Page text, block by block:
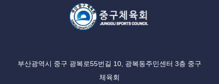
부산광역시 중구 광복로55번길 10, 광복동주민센터 3층 중구
체육회